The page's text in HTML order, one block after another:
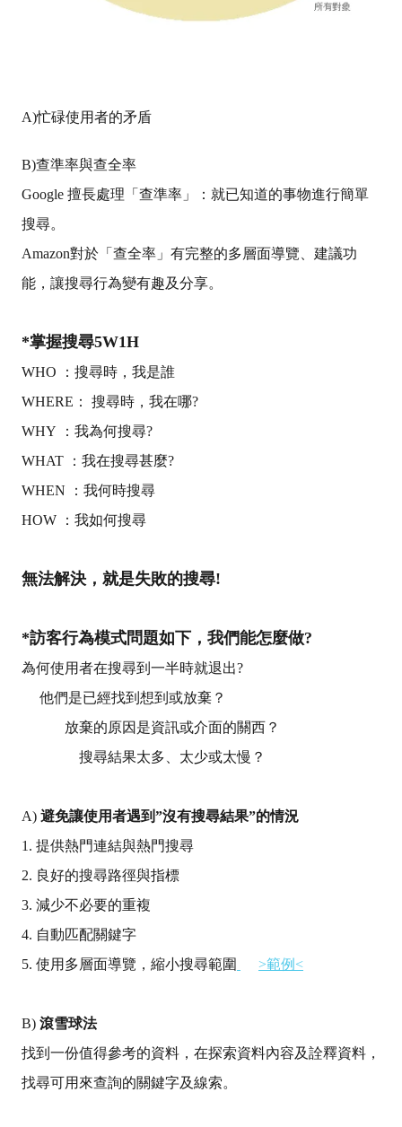
A)忙碌使用者的矛盾
B)查準率與查全率
Google 擅長處理「查準率」：就已知道的事物進行簡單
搜尋。
Amazon對於「查全率」有完整的多層面導覽、建議功
能，讓搜尋行為變有趣及分享。
*掌握搜尋5W1H
WHO ： 搜尋時，我是誰
WHERE ： 搜尋時，我在哪?
WHY
： 我為何搜尋?
WHAT
： 我在搜尋甚麼?
WHEN
： 我何時搜尋
HOW
： 我如何搜尋
無法解決，就是失敗的搜尋!
*訪客行為模式問題如下，我們能怎麼做?
為何使用者在搜尋到一半時就退出?
他們是已經找到想到或放棄？
放棄的原因是資訊或介面的關西？
搜尋結果太多、太少或太慢？
A) 避免讓使用者遇到”沒有搜尋結果”的情況
1. 提供熱門連結與熱門搜尋
2. 良好的搜尋路徑與指標
3. 減少不必要的重複
4. 自動匹配關鍵字
5. 使用多層面導覽，縮小搜尋範圍 >範例 <
B) 滾雪球法
找到一份值得參考的資料，在探索資料內容及詮釋資料，
找尋可用來查詢的關鍵字及線索。